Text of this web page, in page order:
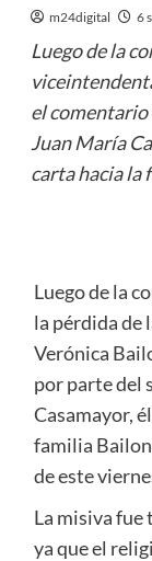
m24digital 6
Luego de la
el comentario
Juan María
carta hacia la
Luego de la
la pérdida de
Verónica
por parte del
Casamayor,
familia
de este
La misiva fue
ya que el